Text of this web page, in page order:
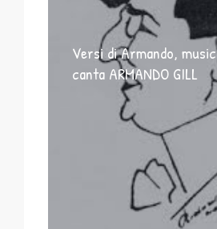
Versi di Armando,
canta ARMANDO GILL